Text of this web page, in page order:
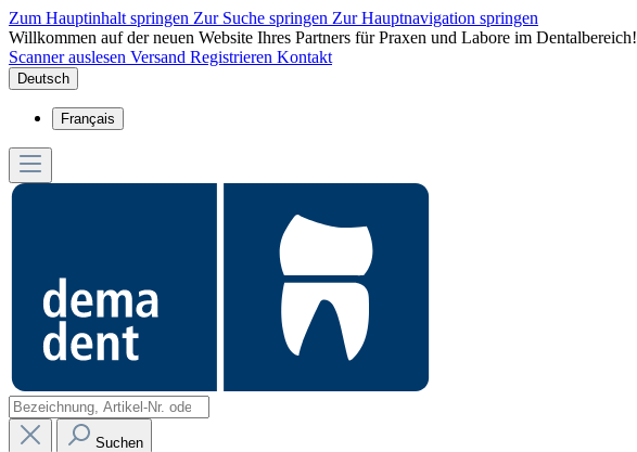
Zum Hauptinhalt springen Zur Suche springen Zur Hauptnavigation springen
Willkommen auf der neuen Website Ihres Partners für Praxen und Labore im Dentalbereich!
Scanner auslesen Versand Registrieren Kontakt
Deutsch
Français
Suchen